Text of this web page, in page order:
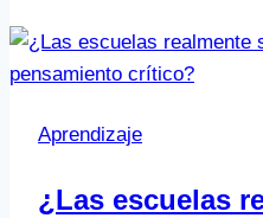
Aprendizaje
¿Las escuelas